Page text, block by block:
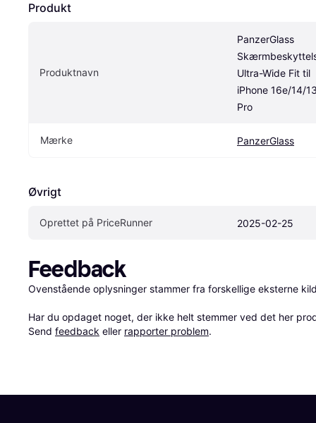
Produkt
Produktnavn
PanzerGlass
Ultra-Wide Fit til
iPhone 16e/14/
Pro
Mærke PanzerGlass
Øvrigt
Oprettet på PriceRunner 2025-02-25
Feedback
Ovenstående oplysninger stammer fra forskellige eksterne
Har du opdaget noget, der ikke helt stemmer ved det her
Send feedback eller rapporter problem.